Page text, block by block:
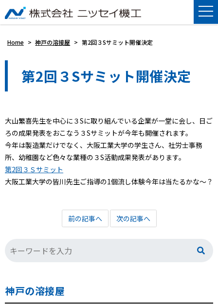
Home > 神戸の溶接屋 > 第2回３Sサミット開催決定
第2回３Sサミット開催決定
大山繁喜先生を中心に３Sに取り組んでいる企業が一堂に会し、日ご
ろの成果発表をおこなう３Sサミットが今年も開催されます。
今年は製造業だけでなく、大阪工業大学の学生さん、社労士事務
所、幼稚園など色々な業種の３S活動成果発表があります。
第2回３Ｓサミット
大阪工業大学の皆川先生ご指導の1個流し体験今年は当たるかな～？
前の記事へ 次の記事へ
神戸の溶接屋